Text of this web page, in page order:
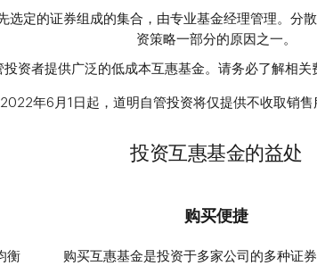
选定的证券组成的集合，由专业基金经理管理。分
资策略一部分的原因之一。
投资者提供广泛的低成本互惠基金。请务必了解相关
2022年6月1日起，道明自管投资将仅提供不收取销售
投资互惠基金的益处
衡
购买便捷
购买互惠基金是投资于多家公司的多种证